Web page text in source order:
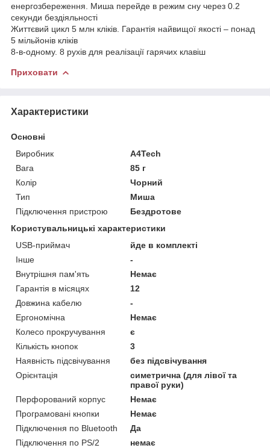
енергозбереження. Миша перейде в режим сну через 0.2
секунди бездіяльності
Життєвий цикл 5 млн кліків. Гарантія найвищої якості – понад
5 мільйонів кліків
8-в-одному. 8 рухів для реалізації гарячих клавіш
Приховати
Характеристики
Основні
Виробник
A4Tech
Вага
85 г
Колір
Чорний
Тип
Миша
Підключення пристрою
Бездротове
Користувальницькі характеристики
USB-приймач
йде в комплекті
Інше
-
Внутрішня пам'ять
Немає
Гарантія в місяцях
12
Довжина кабелю
-
Ергономічна
Немає
Колесо прокручування
є
Кількість кнопок
3
Наявність підсвічування
без підсвічування
Орієнтація
симетрична (для лівої та
правої руки)
Перфорований корпус
Немає
Програмовані кнопки
Немає
Підключення по Bluetooth
Да
Підключення по PS/2
немає